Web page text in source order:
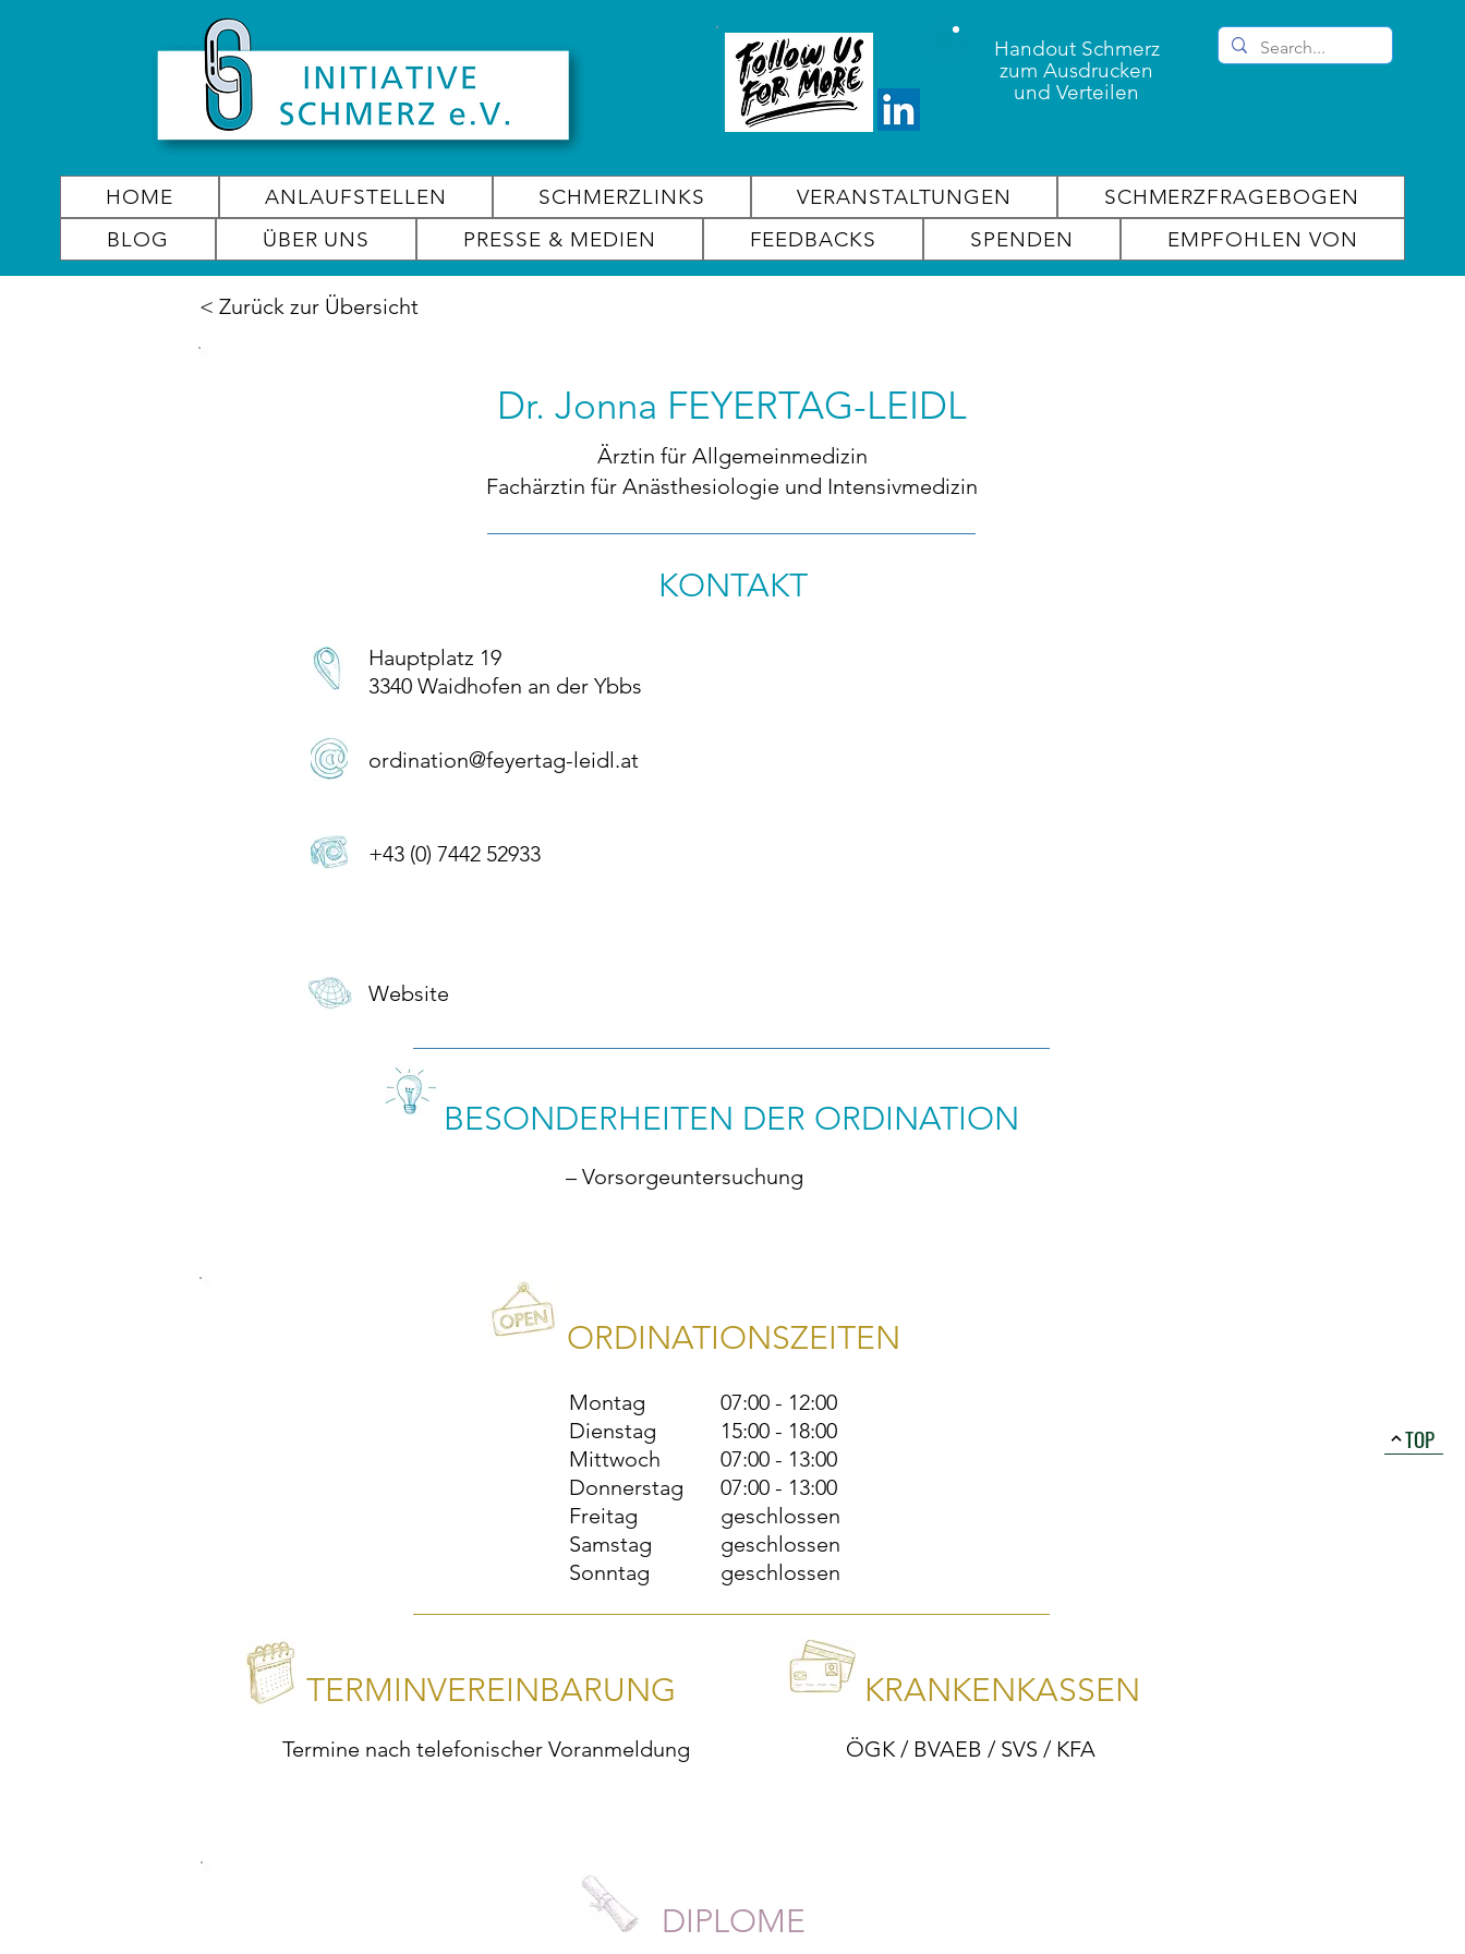
Handout Schmerz
zum Ausdrucken
und Verteilen
HOME ANLAUFSTELLEN SCHMERZLINKS VERANSTALTUNGEN
SCHMERZFRAGEBOGEN
BLOG
ÜBER UNS PRESSE & MEDIEN FEEDBACKS SPENDEN EMPFOHLEN VON
TOP
< Zurück zur Übersicht
Dr. Jonna FEYERTAG-LEIDL
Ärztin für Allgemeinmedizin
Fachärztin für Anästhesiologie und Intensivmedizin
KONTAKT
Hauptplatz 19
3340 Waidhofen an der Ybbs
ordination@feyertag-leidl.at
+43 (0) 7442 52933
Website
BESONDERHEITEN DER ORDINATION
– Vorsorgeuntersuchung
ORDINATIONSZEITEN
Montag
Dienstag
Mittwoch
Donnerstag
Freitag
Samstag
Sonntag
07:00 - 12:00
15:00 - 18:00
07:00 - 13:00
07:00 - 13:00
geschlossen
geschlossen
geschlossen
TERMINVEREINBARUNG
Termine nach telefonischer Voranmeldung
KRANKENKASSEN
ÖGK / BVAEB / SVS / KFA
DIPLOME